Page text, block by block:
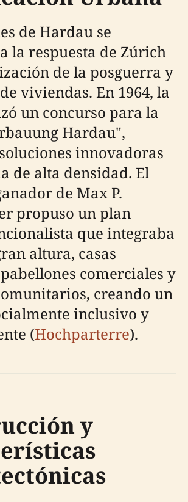
de Hardau se
la respuesta de Zúrich
de la posguerra y
viviendas. En 1964, la
un concurso para la
Hardau",
innovadoras
de alta densidad. El
de Max P.
propuso un plan
que integraba
altura, casas
comerciales y
creando un
inclusivo y
(Hochparterre).
y